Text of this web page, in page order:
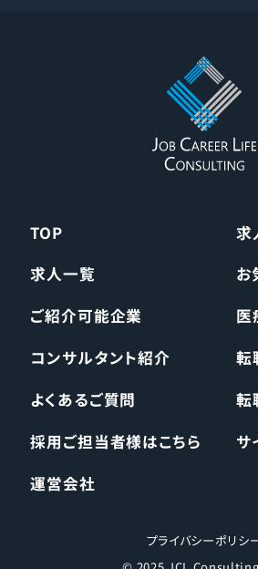
TOP
求
求人一覧
お
ご紹介可能企業
医
コンサルタント紹介
転
よくあるご質問
転
採用ご担当者様はこちら
サ
運営会社
プライバシーポリシ